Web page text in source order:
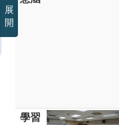
學習
展
開